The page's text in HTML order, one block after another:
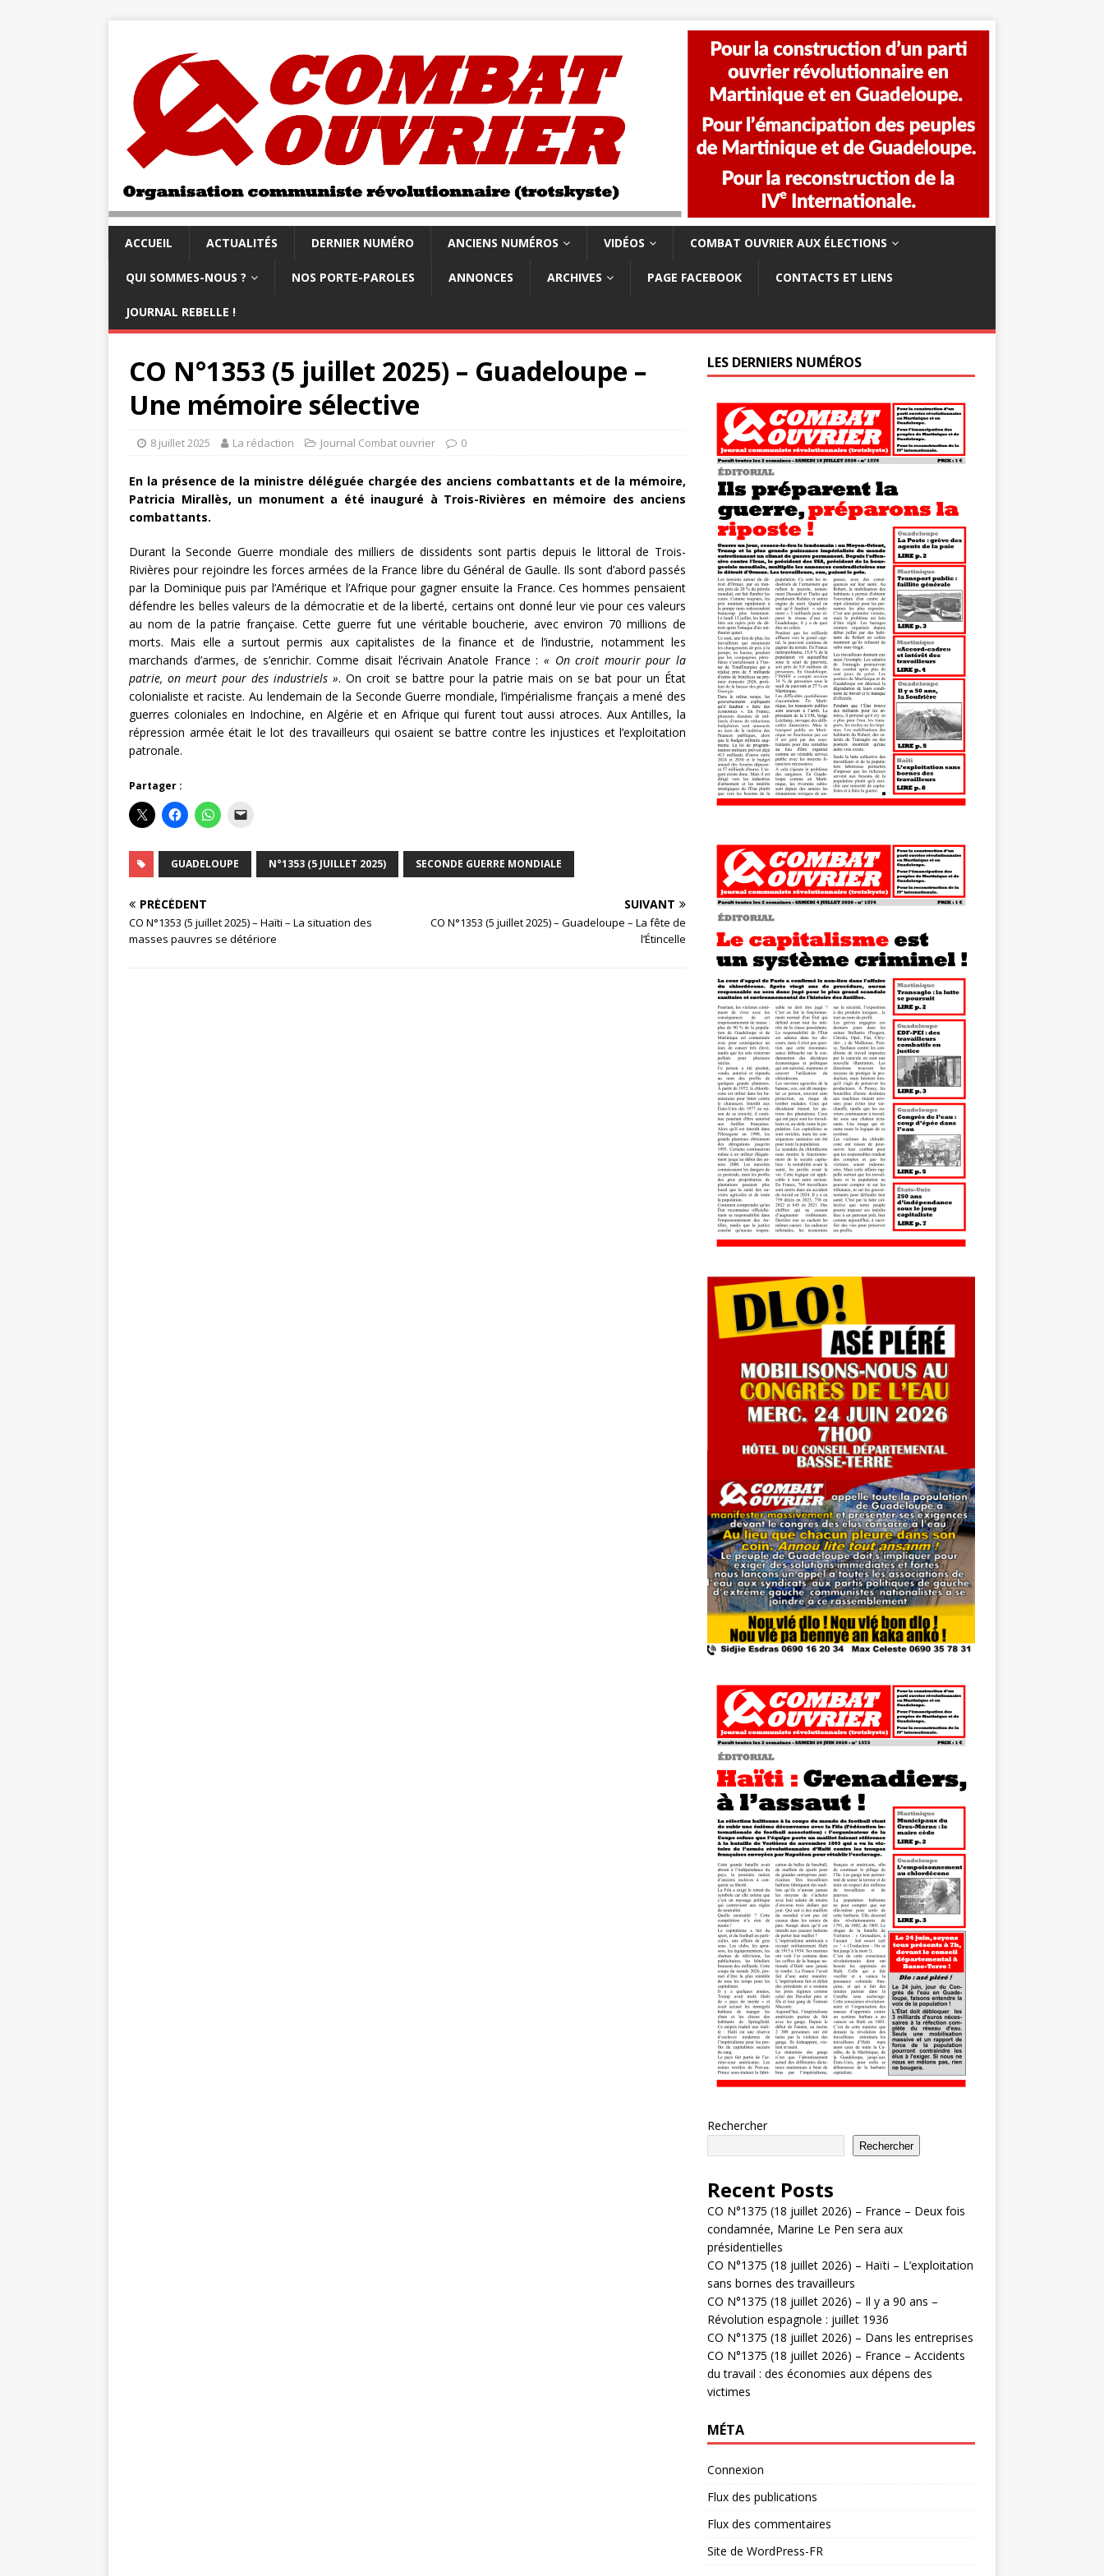
ACCUEIL ACTUALITÉS DERNIER NUMÉRO ANCIENS NUMÉROS VIDÉOS COMBAT OUVRIER AUX ÉLECTIONS
QUI SOMMES-NOUS ? NOS PORTE-PAROLES ANNONCES ARCHIVES PAGE FACEBOOK CONTACTS ET LIENS
JOURNAL REBELLE !
CO N°1353 (5 juillet 2025) – Guadeloupe –
Une mémoire sélective
8 juillet 2025 La rédaction Journal Combat ouvrier 0
En la présence de la ministre déléguée chargée des anciens combattants et de la mémoire,
Patricia Mirallès, un monument a été inauguré à Trois-Rivières en mémoire des anciens
combattants.
Durant la Seconde Guerre mondiale des milliers de dissidents sont partis depuis le littoral de Trois-
Rivières pour rejoindre les forces armées de la France libre du Général de Gaulle. Ils sont d’abord passés
par la Dominique puis par l’Amérique et l’Afrique pour gagner ensuite la France. Ces hommes pensaient
défendre les belles valeurs de la démocratie et de la liberté, certains ont donné leur vie pour ces valeurs
au nom de la patrie française. Cette guerre fut une véritable boucherie, avec environ 70 millions de
morts. Mais elle a surtout permis aux capitalistes de la finance et de l’industrie, notamment les
marchands d’armes, de s’enrichir. Comme disait l’écrivain Anatole France :« On croit mourir pour la
patrie, on meurt pour des industriels ». On croit se battre pour la patrie mais on se bat pour un État
colonialiste et raciste. Au lendemain de la Seconde Guerre mondiale, l’impérialisme français a mené des
guerres coloniales en Indochine, en Algérie et en Afrique qui furent tout aussi atroces. Aux Antilles, la
répression armée était le lot des travailleurs qui osaient se battre contre les injustices et l’exploitation
patronale.
Partager :
GUADELOUPE N°1353 (5 JUILLET 2025) SECONDE GUERRE MONDIALE
PRÉCÉDENT
CO N°1353 (5 juillet 2025) – Haïti – La situation des
masses pauvres se détériore
SUIVANT
CO N°1353 (5 juillet 2025) – Guadeloupe – La fête de
l’Étincelle
LES DERNIERS NUMÉROS
Rechercher
Rechercher
Recent Posts
CO N°1375 (18 juillet 2026) – France – Deux fois
condamnée, Marine Le Pen sera aux
présidentielles
CO N°1375 (18 juillet 2026) – Haïti – L’exploitation
sans bornes des travailleurs
CO N°1375 (18 juillet 2026) – Il y a 90 ans –
Révolution espagnole : juillet 1936
CO N°1375 (18 juillet 2026) – Dans les entreprises
CO N°1375 (18 juillet 2026) – France – Accidents
du travail : des économies aux dépens des
victimes
MÉTA
Connexion
Flux des publications
Flux des commentaires
Site de WordPress-FR